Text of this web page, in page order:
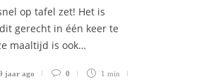
op tafel zet! Het is
gerecht in één keer te
maaltijd is ook…
jaar ago 0 1 min